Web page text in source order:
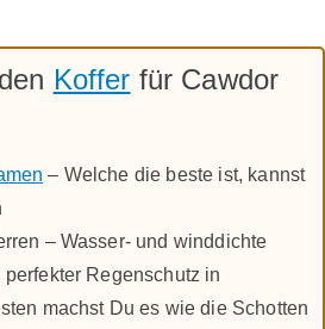
Koffer für Cawdor
– Welche die beste ist, kannst
– Wasser- und winddichte
Regenschutz in
machst Du es wie die Schotten